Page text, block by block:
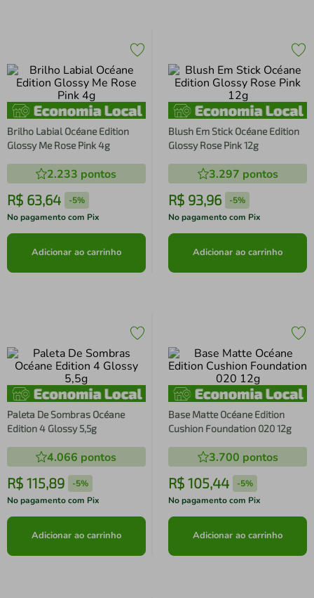
Brilho Labial Océane Edition
Glossy Me Rose Pink 4g
2.233 pontos
R$ 63,64 -5%
No pagamento com Pix
Adicionar ao carrinho
Blush Em Stick Océane Edition
Glossy Rose Pink 12g
3.297 pontos
R$ 93,96 -5%
No pagamento com Pix
Adicionar ao carrinho
Paleta De Sombras Océane
Edition 4 Glossy 5,5g
4.066 pontos
R$ 115,89 -5%
No pagamento com Pix
Adicionar ao carrinho
Base Matte Océane Edition
Cushion Foundation 020 12g
3.700 pontos
R$ 105,44 -5%
No pagamento com Pix
Adicionar ao carrinho